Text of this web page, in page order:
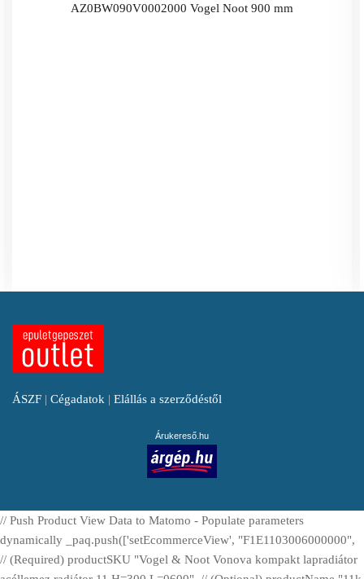
AZ0BW090V0002000 Vogel Noot 900 mm
ÁSZF | Cégadatok | Elállás a szerződéstől
Árukereső.hu
// Push Product View Data to Matomo - Populate parameters
dynamically _paq.push(['setEcommerceView', "F1E1103006000000",
// (Required) productSKU "Vogel & Noot Vonova kompakt lapradiátor